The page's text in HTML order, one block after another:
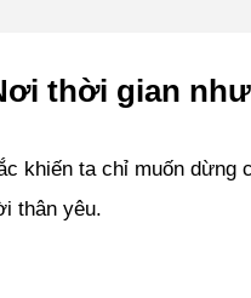
thời gian
khiến ta chỉ muốn
thân yêu.